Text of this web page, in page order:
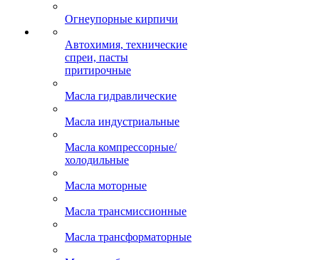
Огнеупорные кирпичи
Автохимия, технические
спреи, пасты
притирочные
Масла гидравлические
Масла индустриальные
Масла компрессорные/
холодильные
Масла моторные
Масла трансмиссионные
Масла трансформаторные